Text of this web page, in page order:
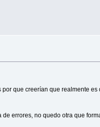
que creerían que realmente
errores, no quedo otra que